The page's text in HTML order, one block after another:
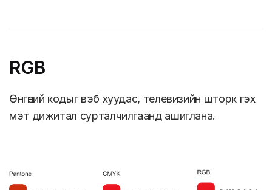
RGB
Өнгөний кодыг вэб хуудас, телевизийн шторк гэх
мэт дижитал сурталчилгаанд ашиглана.